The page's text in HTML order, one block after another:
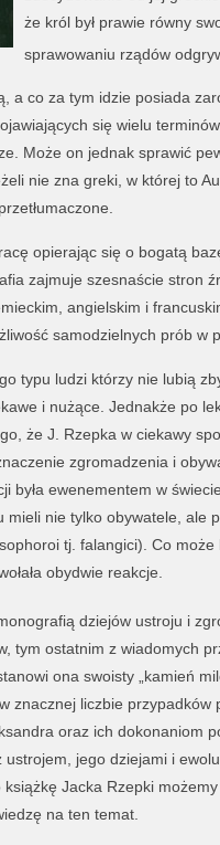
że król był prawie równy
sprawowaniu rządów
a co za tym idzie posiada
się wielu
Może on jednak sprawić
nie zna greki, w której to
opierając się o bogatą
zajmuje szesnaście stron
angielskim i
samodzielnych prób w
typu ludzi którzy nie lubią
i nużące. Jednakże po
że J. Rzepka w ciekawy
zgromadzenia i
była ewenementem w
mieli nie tylko obywatele, ale
tj. falangici). Co
obydwie reakcje.
dziejów ustroju i
tym ostatnim z wiadomych
ona swoisty „kamień
znacznej liczbie
oraz ich dokonaniom
jego dziejami i
Jacka Rzepki możemy
na ten temat.